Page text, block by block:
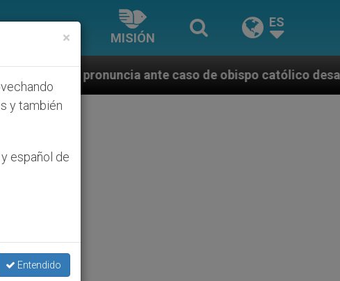
MISIÓN
ES
ante caso de obispo católico desaparecido por la
×
y también
español de
Entendido